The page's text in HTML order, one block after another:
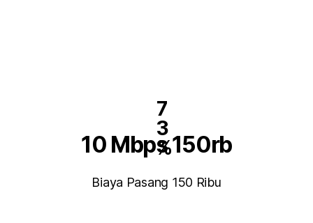
7
3
%
10 Mbps 150rb
Biaya Pasang 150 Ribu